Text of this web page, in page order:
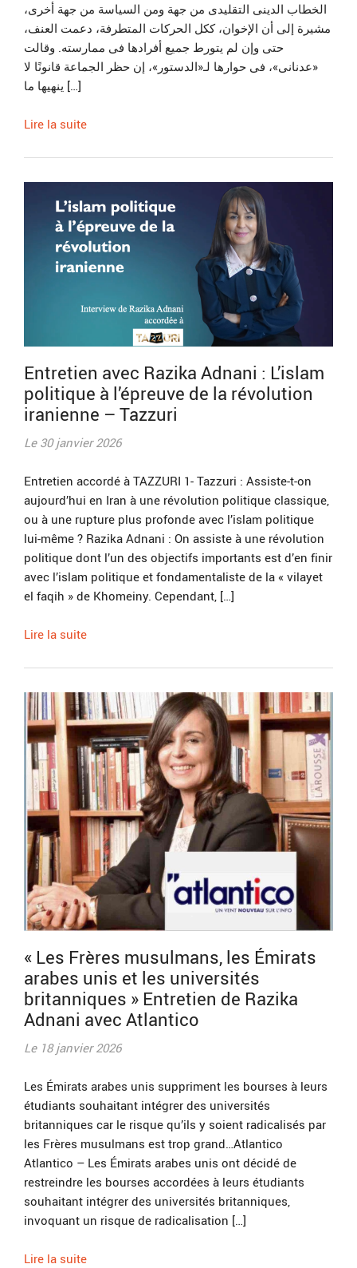
الخطاب الدينى التقليدى من جهة ومن السياسة من جهة أخرى،
مشيرة إلى أن الإخوان، ككل الحركات المتطرفة، دعمت العنف،
حتى وإن لم يتورط جميع أفرادها فى ممارسته. وقالت
«عدنانى»، فى حوارها لـ«الدستور»، إن حظر الجماعة قانونًا لا
ينهيها ما […]
Lire la suite
Entretien avec Razika Adnani : L’islam
politique à l’épreuve de la révolution
iranienne – Tazzuri
Le 30 janvier 2026
Entretien accordé à TAZZURI 1- Tazzuri : Assiste-t-on
aujourd’hui en Iran à une révolution politique classique,
ou à une rupture plus profonde avec l’islam politique
lui-même ? Razika Adnani : On assiste à une révolution
politique dont l’un des objectifs importants est d’en finir
avec l’islam politique et fondamentaliste de la « vilayet
el faqih » de Khomeiny. Cependant, […]
Lire la suite
« Les Frères musulmans, les Émirats
arabes unis et les universités
britanniques » Entretien de Razika
Adnani avec Atlantico
Le 18 janvier 2026
Les Émirats arabes unis suppriment les bourses à leurs
étudiants souhaitant intégrer des universités
britanniques car le risque qu’ils y soient radicalisés par
les Frères musulmans est trop grand…Atlantico
Atlantico – Les Émirats arabes unis ont décidé de
restreindre les bourses accordées à leurs étudiants
souhaitant intégrer des universités britanniques,
invoquant un risque de radicalisation […]
Lire la suite